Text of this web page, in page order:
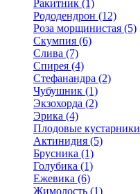
Ракитник (1)
Рододендрон (12)
Роза морщинистая (5)
Скумпия (6)
Слива (7)
Спирея (4)
Стефанандра (2)
Чубушник (1)
Экзохорда (2)
Эрика (4)
Плодовые кустарники
Актинидия (5)
Брусника (1)
Голубика (1)
Ежевика (6)
Жимолость (1)